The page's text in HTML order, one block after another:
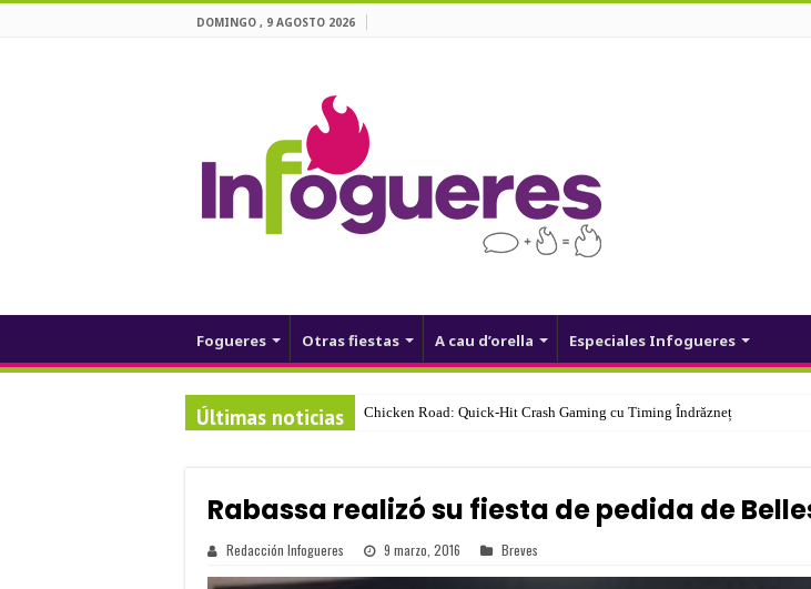
DOMINGO , 9 AGOSTO 2026
Fogueres Otras fiestas A cau d’orella Especiales Infogueres
Últimas noticias Chicken Road: Quick‑Hit Crash Gaming cu Timing Îndrăzneț
Rabassa realizó su fiesta de pedida de
Redacción Infogueres 9 marzo, 2016 Breves